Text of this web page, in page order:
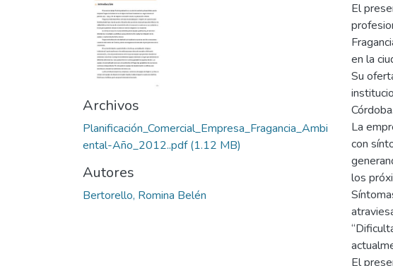
Archivos
Planificación_Comercial_Empresa_Fragancia_Ambi
ental-Año_2012..pdf(1.12 MB)
Autores
Bertorello, Romina Belén
El
en la
Su
Córdoba.
La
con
los
El